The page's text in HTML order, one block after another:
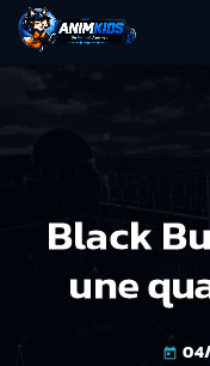
Black
une
today